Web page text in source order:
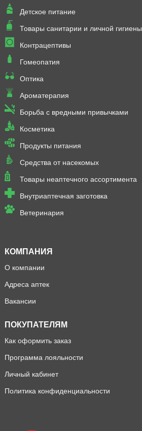
Детское питание
Товары санитарии и личной гигиены
Контрацептивы
Гомеопатия
Оптика
Ароматерапия
Борьба с вредными привычками
Косметика
Продукты питания
Средства от насекомых
Товары неаптечного ассортимента
Внутриаптечная заготовка
Ветеринария
КОМПАНИЯ
О компании
Адреса аптек
Вакансии
ПОКУПАТЕЛЯМ
Как оформить заказ
Программа лояльности
Личный кабинет
Политика конфиденциальности